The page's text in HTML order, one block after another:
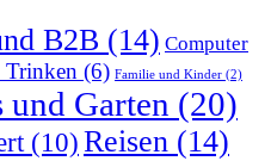
B2B (14) Computer
Trinken (6) Familie und Kinder (2)
und Garten (20)
(10)Reisen (14)